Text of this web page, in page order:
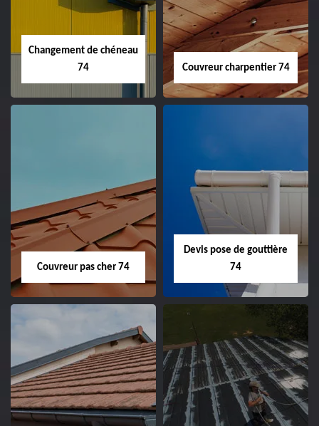
Changement de chéneau
74
Couvreur charpentier 74
Couvreur pas cher 74
Devis pose de gouttière
74